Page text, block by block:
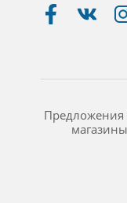
Предложения